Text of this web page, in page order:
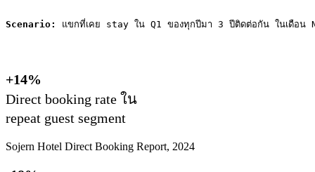
Scenario: แขกที่เคย stay ใน Q1 ของทุกปีมา 3 ปีติดต่อกัน ใน
+14%
Direct booking rate ใน
repeat guest segment
Sojern Hotel Direct Booking Report, 2024